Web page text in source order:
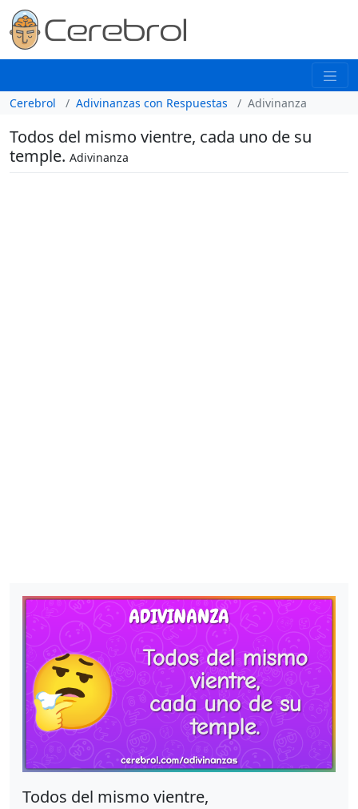
Cerebrol Adivinanzas con Respuestas Adivinanza
Todos del mismo vientre, cada uno de su
temple. Adivinanza
Todos del mismo vientre,